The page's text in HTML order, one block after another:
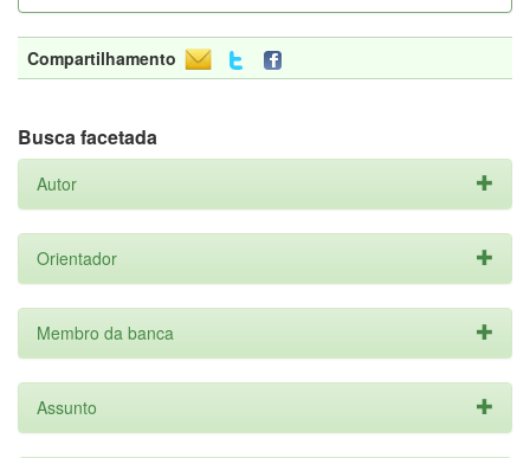
Compartilhamento
Busca facetada
Autor
Orientador
Membro da banca
Assunto